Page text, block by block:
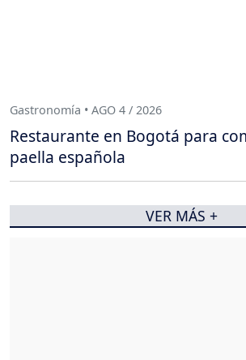
Gastronomía • AGO 4 / 2026
Restaurante en Bogotá para
paella española
VER MÁS +